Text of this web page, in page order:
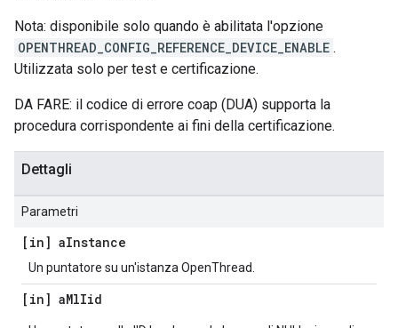
Nota: disponibile solo quando è abilitata l'opzione
OPENTHREAD_CONFIG_REFERENCE_DEVICE_ENABLE .
Utilizzata solo per test e certificazione.
DA FARE: il codice di errore coap (DUA) supporta la
procedura corrispondente ai fini della certificazione.
Dettagli
Parametri
[in] aInstance
Un puntatore su un'istanza OpenThread.
[in] aMlIid